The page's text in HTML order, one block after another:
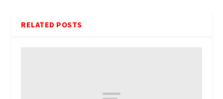
RELATED POSTS